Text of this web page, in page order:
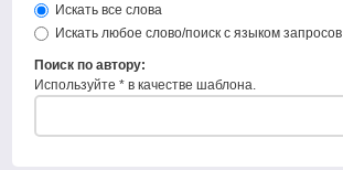
Искать все слова
Искать любое слово/поиск с языком запросов
Поиск по автору:
Используйте * в качестве шаблона.